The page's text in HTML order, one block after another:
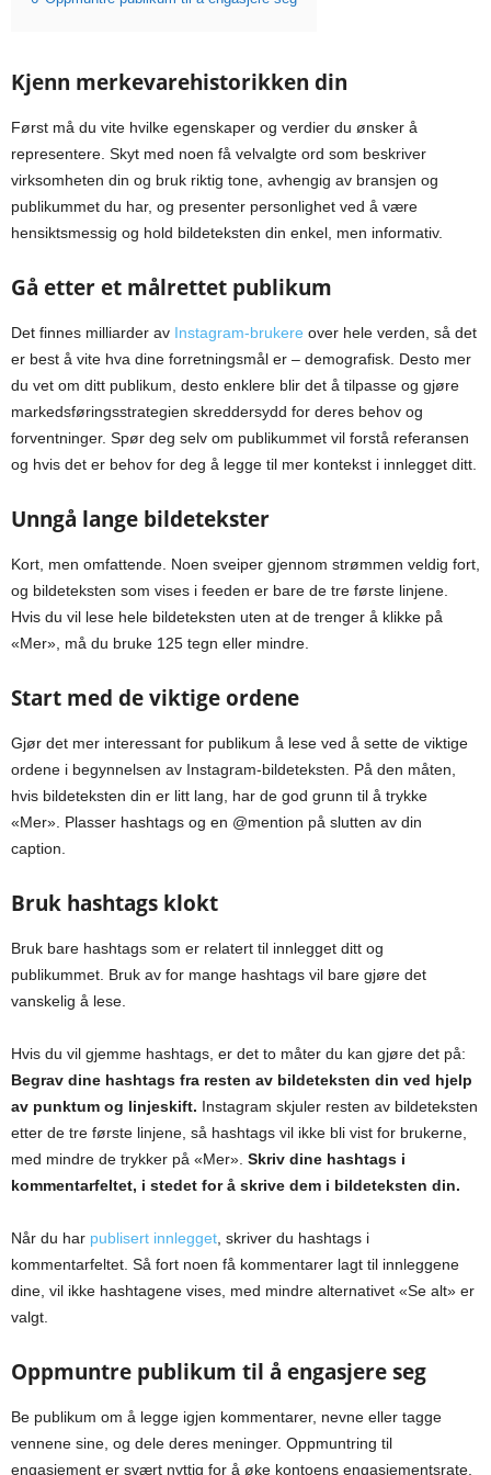
Kjenn merkevarehistorikken din
Først må du vite hvilke egenskaper og verdier du ønsker å
representere. Skyt med noen få velvalgte ord som beskriver
virksomheten din og bruk riktig tone, avhengig av bransjen og
publikummet du har, og presenter personlighet ved å være
hensiktsmessig og hold bildeteksten din enkel, men informativ.
Gå etter et målrettet publikum
Det finnes milliarder av Instagram-brukere over hele verden, så det
er best å vite hva dine forretningsmål er – demografisk. Desto mer
du vet om ditt publikum, desto ​​enklere blir det å tilpasse og gjøre
markedsføringsstrategien skreddersydd for deres behov og
forventninger. Spør deg selv om publikummet vil forstå referansen
og hvis det er behov for deg å legge til mer kontekst i innlegget ditt.
Unngå lange bildetekster
Kort, men omfattende. Noen sveiper gjennom strømmen veldig fort,
og bildeteksten som vises i feeden er bare de tre første linjene.
Hvis du vil lese hele bildeteksten uten at de trenger å klikke på
«Mer», må du bruke 125 tegn eller mindre.
Start med de viktige ordene
Gjør det mer interessant for publikum å lese ved å sette de viktige
ordene i begynnelsen av Instagram-bildeteksten. På den måten,
hvis bildeteksten din er litt lang, har de god grunn til å trykke
«Mer». Plasser hashtags og en @mention på slutten av din
caption.
Bruk hashtags klokt
Bruk bare hashtags som er relatert til innlegget ditt og
publikummet. Bruk av for mange hashtags vil bare gjøre det
vanskelig å lese.
Hvis du vil gjemme hashtags, er det to måter du kan gjøre det på:
Begrav dine hashtags fra resten av bildeteksten din ved hjelp
av punktum og linjeskift. Instagram skjuler resten av bildeteksten
etter de tre første linjene, så hashtags vil ikke bli vist for brukerne,
med mindre de trykker på «Mer». Skriv dine hashtags i
kommentarfeltet, i stedet for å skrive dem i bildeteksten din.
Når du har publisert innlegget , skriver du hashtags i
kommentarfeltet. Så fort noen få kommentarer lagt til innleggene
dine, vil ikke hashtagene vises, med mindre alternativet «Se alt» er
valgt.
Oppmuntre publikum til å engasjere seg
Be publikum om å legge igjen kommentarer, nevne eller tagge
vennene sine, og dele deres meninger. Oppmuntring til
engasjement er svært nyttig for å øke kontoens engasjementsrate.